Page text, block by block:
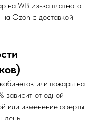
на WB из-за платного
на Ozon с доставкой
или пожары на
зависит от одной
или изменение оферты